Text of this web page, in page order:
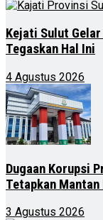
Kejati Sulut
Tegaskan Hal Ini
4 Agustus 2026
Dugaan Korupsi
Tetapkan
3 Agustus 2026